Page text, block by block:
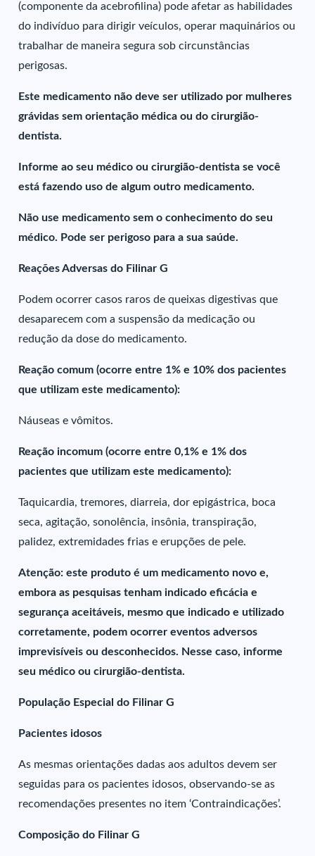
(componente da acebrofilina) pode afetar as habilidades
do indivíduo para dirigir veículos, operar maquinários ou
trabalhar de maneira segura sob circunstâncias
perigosas.
Este medicamento não deve ser utilizado por mulheres
grávidas sem orientação médica ou do cirurgião-
dentista.
Informe ao seu médico ou cirurgião-dentista se você
está fazendo uso de algum outro medicamento.
Não use medicamento sem o conhecimento do seu
médico. Pode ser perigoso para a sua saúde.
Reações Adversas do Filinar G
Podem ocorrer casos raros de queixas digestivas que
desaparecem com a suspensão da medicação ou
redução da dose do medicamento.
Reação comum (ocorre entre 1% e 10% dos pacientes
que utilizam este medicamento):
Náuseas e vômitos.
Reação incomum (ocorre entre 0,1% e 1% dos
pacientes que utilizam este medicamento):
Taquicardia, tremores, diarreia, dor epigástrica, boca
seca, agitação, sonolência, insônia, transpiração,
palidez, extremidades frias e erupções de pele.
Atenção: este produto é um medicamento novo e,
embora as pesquisas tenham indicado eficácia e
segurança aceitáveis, mesmo que indicado e utilizado
corretamente, podem ocorrer eventos adversos
imprevisíveis ou desconhecidos. Nesse caso, informe
seu médico ou cirurgião-dentista.
População Especial do Filinar G
Pacientes idosos
As mesmas orientações dadas aos adultos devem ser
seguidas para os pacientes idosos, observando-se as
recomendações presentes no item ‘Contraindicações’.
Composição do Filinar G